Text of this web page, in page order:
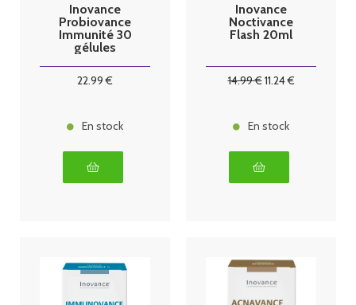
Inovance
Probiovance
Immunité 30
gélules
22.99 €
En stock
Inovance
Noctivance
Flash 20ml
14.99€11.24€
En stock